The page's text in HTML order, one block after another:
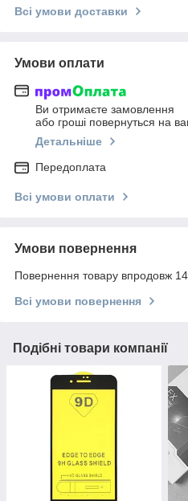
Всі умови доставки
Умови оплати
Ви отримаєте замовлення
або гроші повернуться на
Детальніше
Передоплата
Всі умови оплати
Умови повернення
Повернення товару впродовж
Всі умови повернення
Подібні товари компанії